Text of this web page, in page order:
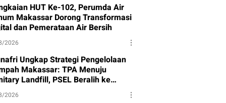
HUT Ke-102, Perumda Air
Makassar Dorong Transformasi
dan Pemerataan Air Bersih
2026
Ungkap Strategi Pengelolaan
Makassar: TPA Menuju
Landfill, PSEL Beralih ke
109
2026